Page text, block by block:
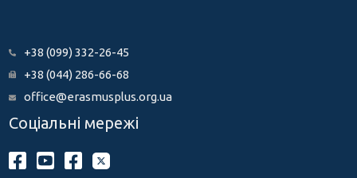
+38 (099) 332-26-45
+38 (044) 286-66-68
office@erasmusplus.org.ua
Соціальні мережі